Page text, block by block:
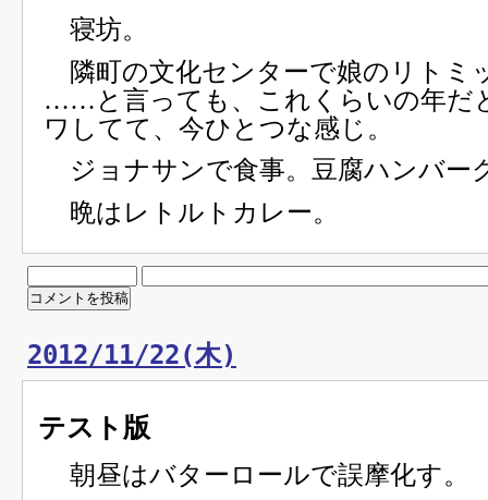
寝坊。
隣町の文化センターで娘のリトミ
……と言っても、これくらいの年だ
ワしてて、今ひとつな感じ。
ジョナサンで食事。豆腐ハンバー
晩はレトルトカレー。
2012/11/22(木)
テスト版
朝昼はバターロールで誤摩化す。